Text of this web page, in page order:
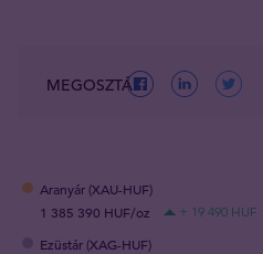
MEGOSZTÁS
Aranyár (XAU-HUF)
1 385 390 HUF/oz
+ 19 490 HUF
Ezüstár (XAG-HUF)